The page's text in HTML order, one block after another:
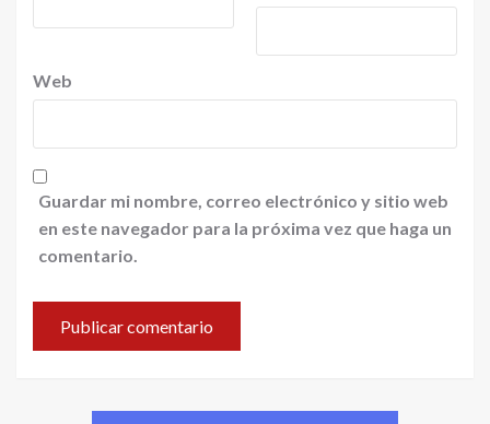
Web
Guardar mi nombre, correo electrónico y sitio web
en este navegador para la próxima vez que haga un
comentario.